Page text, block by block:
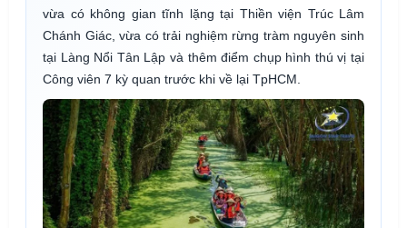
vừa có không gian tĩnh lặng tại Thiền viện Trúc Lâm
Chánh Giác, vừa có trải nghiệm rừng tràm nguyên sinh
tại Làng Nổi Tân Lập và thêm điểm chụp hình thú vị tại
Công viên 7 kỳ quan trước khi về lại TpHCM.